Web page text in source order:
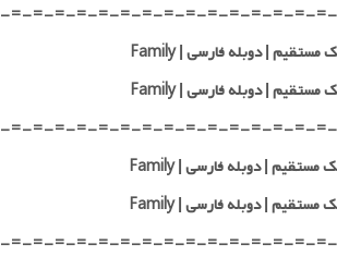
-=-=-=-=-=-=-=-=-=-=-=-=-=-=-
-=-=-=-=-=-=-=-=-=-=-=-=-=-=-
-=-=-=-=-=-=-=-=-=-=-=-=-=-=-